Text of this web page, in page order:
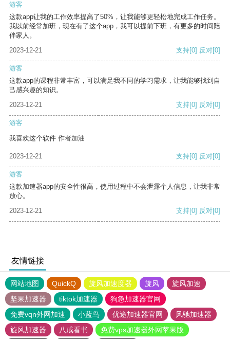
游客
这款app让我的工作效率提高了50%，让我能够更轻松地完成工作任务。
我以前经常加班，现在有了这个app，我可以提前下班，有更多的时间陪
伴家人。
2023-12-21
支持[0] 反对[0]
游客
这款app的课程非常丰富，可以满足我不同的学习需求，让我能够找到自
己感兴趣的知识。
2023-12-21
支持[0] 反对[0]
游客
我喜欢这个软件 作者加油
2023-12-21 支持[0] 反对[0]
游客
这款加速器app的安全性很高，使用过程中不会泄露个人信息，让我非常
放心。
2023-12-21
支持[0] 反对[0]
友情链接
网站地图 QuickQ 旋风加速度器 旋风
旋风加速
坚果加速器
tiktok加速器
狗急加速器官网
免费vqn外网加速
小蓝鸟 优途加速器官网
风驰加速器
旋风加速器
八戒看书 免费vps加速器外网苹果版